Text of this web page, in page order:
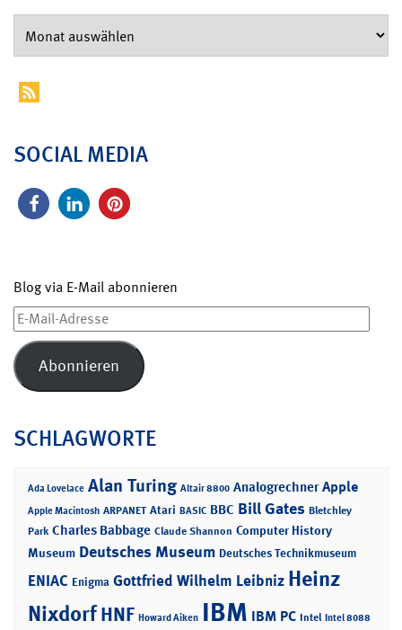
SOCIAL MEDIA
Blog via E-Mail abonnieren
E-
Mail-
Adresse
Abonnieren
SCHLAGWORTE
Ada Lovelace Alan Turing Altair 8800 Analogrechner Apple
Apple Macintosh ARPANET Atari BASIC BBC Bill Gates Bletchley
Park Charles Babbage Claude Shannon Computer History
Museum Deutsches Museum Deutsches Technikmuseum
ENIAC Enigma Gottfried Wilhelm Leibniz Heinz
NixdorfHNF Howard Aiken IBM IBM PC Intel Intel 8088